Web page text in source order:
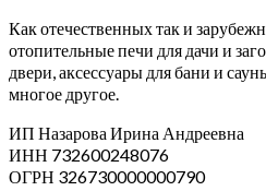
Как отечественных так и
отопительные печи для дачи и
двери, аксессуары для бани и
многое другое.
ИП Назарова Ирина Андреевна⁠
ИНН 732600248076
ОГРН 326730000000790